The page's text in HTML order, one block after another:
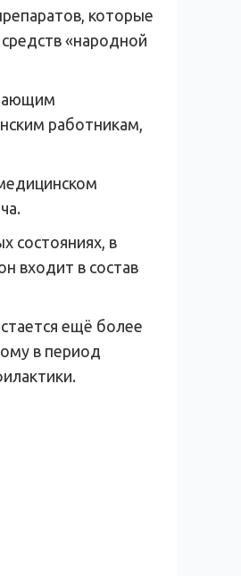
которые
«народной
работникам,
состояниях, в
входит в состав
ещё более
в период